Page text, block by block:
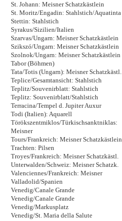
St. Johann: Meisner Schatzkästlein
St. Moritz/Engadin: Stahlstich/Aquatinta
Stettin: Stahlstich
Syrakus/Sizilien/Italien
Szarvas/Ungarn: Meisner Schatzkästlein
Szikszó/Ungarn: Meisner Schatzkästlein
Szolnok/Ungarn: Meisner Schatzkästlein
Tabor (Böhmen)
Tata/Totis (Ungarn): Meisner Schatzkästl.
Teplice/Gesamtansicht: Stahlstich
Teplitz/Souvenirblatt: Stahlstich
Teplitz: Souvenirblatt/Stahlstich
Terracina/Tempel d. Jupiter Auxur
Todi (Italien): Aquarell
Törökszentmiklos/Türkischsanktniklas:
Meisner
Tours/Frankreich: Meisner Schatzkästlein
Trachten: Pilsen
Troyes/Frankreich: Meisner Schatzkästl.
Unterwalden/Schweiz: Meisner Schatzk.
Valenciennes/Frankreich: Meisner
Valladolid/Spanien
Venedig/Canale Grande
Venedig/Canale Grande
Venedig/Markusplatz
Venedig/St. Maria della Salute